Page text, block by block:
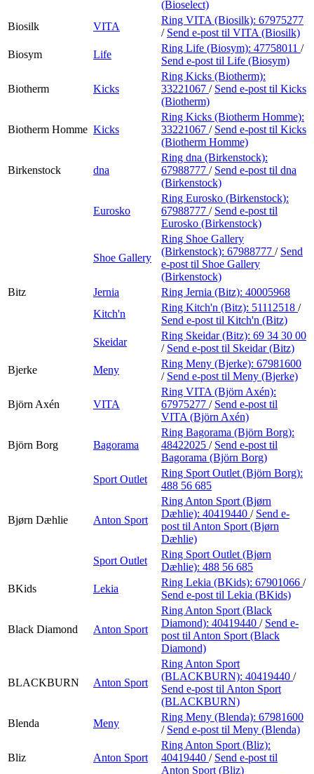
(Bioselect)
Biosilk
VITA
Ring VITA (Biosilk): 67975277
/ Send e-post til VITA (Biosilk)
Biosym
Life
Ring Life (Biosym): 47758011 /
Send e-post til Life (Biosym)
Biotherm Kicks
Ring Kicks (Biotherm):
33221067 / Send e-post til Kicks
(Biotherm)
Biotherm Homme Kicks
Ring Kicks (Biotherm Homme):
33221067 / Send e-post til Kicks
(Biotherm Homme)
Birkenstock dna
Ring dna (Birkenstock):
67988777 / Send e-post til dna
(Birkenstock)
Eurosko
Ring Eurosko (Birkenstock):
67988777 / Send e-post til
Eurosko (Birkenstock)
Shoe Gallery
Ring Shoe Gallery
(Birkenstock): 67988777 / Send
e-post til Shoe Gallery
(Birkenstock)
Bitz
Jernia Ring Jernia (Bitz): 40005968
Kitch'n
Ring Kitch'n (Bitz): 51112518 /
Send e-post til Kitch'n (Bitz)
Skeidar
Ring Skeidar (Bitz): 69 34 30 00
/ Send e-post til Skeidar (Bitz)
Bjerke
Meny
Ring Meny (Bjerke): 67981600
/ Send e-post til Meny (Bjerke)
Björn Axén VITA
Ring VITA (Björn Axén):
67975277 / Send e-post til
VITA (Björn Axén)
Björn Borg Bagorama
Ring Bagorama (Björn Borg):
48422025 / Send e-post til
Bagorama (Björn Borg)
Sport Outlet
Ring Sport Outlet (Björn Borg):
488 56 685
Bjørn Dæhlie Anton Sport
Ring Anton Sport (Bjørn
Dæhlie): 40419440 / Send e-
post til Anton Sport (Bjørn
Dæhlie)
Sport Outlet
Ring Sport Outlet (Bjørn
Dæhlie): 488 56 685
BKids
Lekia
Ring Lekia (BKids): 67901066 /
Send e-post til Lekia (BKids)
Black Diamond Anton Sport
Ring Anton Sport (Black
Diamond): 40419440 / Send e-
post til Anton Sport (Black
Diamond)
BLACKBURN Anton Sport
Ring Anton Sport
(BLACKBURN): 40419440 /
Send e-post til Anton Sport
(BLACKBURN)
Blenda
Meny
Ring Meny (Blenda): 67981600
/ Send e-post til Meny (Blenda)
Bliz Anton Sport
Ring Anton Sport (Bliz):
40419440 / Send e-post til
Anton Sport (Bliz)